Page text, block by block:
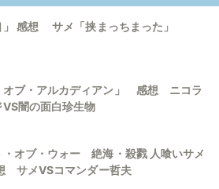
」 感想 サメ「挟まっちまった」
オブ・アルカディアン」 感想 ニコラ
闇の面白珍生物
・オブ・ウォー 絶海・殺戮 人喰いサメ
サメVSコマンダー哲夫